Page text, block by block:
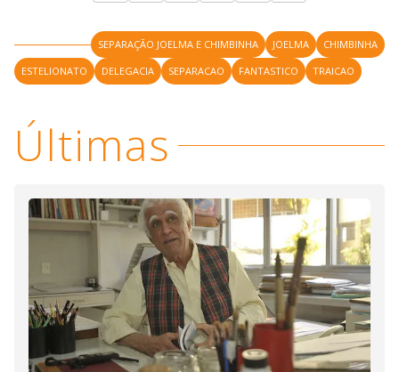
SEPARAÇÃO JOELMA E CHIMBINHA JOELMA
CHIMBINHA
ESTELIONATO
DELEGACIA SEPARACAO FANTASTICO TRAICAO
Últimas